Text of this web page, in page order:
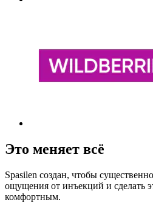
Это меняет всё
Spasilen создан, чтобы
ощущения от инъекций и сделать
комфортным.